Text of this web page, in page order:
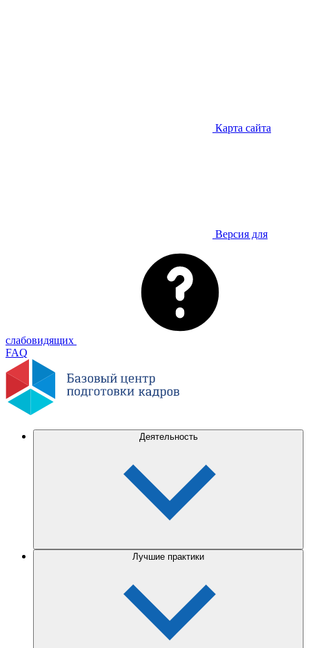
Карта сайта
Версия для
слабовидящих
FAQ
Деятельность
Лучшие практики